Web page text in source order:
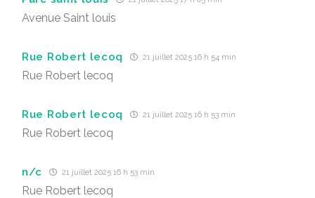
Avenue Saint louis
Rue Robert lecoq 21 juillet 2025 16 h 54 min
Rue Robert lecoq
Rue Robert lecoq 21 juillet 2025 16 h 53 min
Rue Robert lecoq
n/c 21 juillet 2025 16 h 53 min
Rue Robert lecoq